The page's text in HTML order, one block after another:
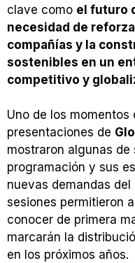
clave como el futuro
necesidad de
compañías y la
sostenibles en un
competitivo y
Uno de los
presentaciones de
mostraron algunas
programación y sus
nuevas demandas
sesiones permitieron
conocer de primera
marcarán la
en los próximos años.